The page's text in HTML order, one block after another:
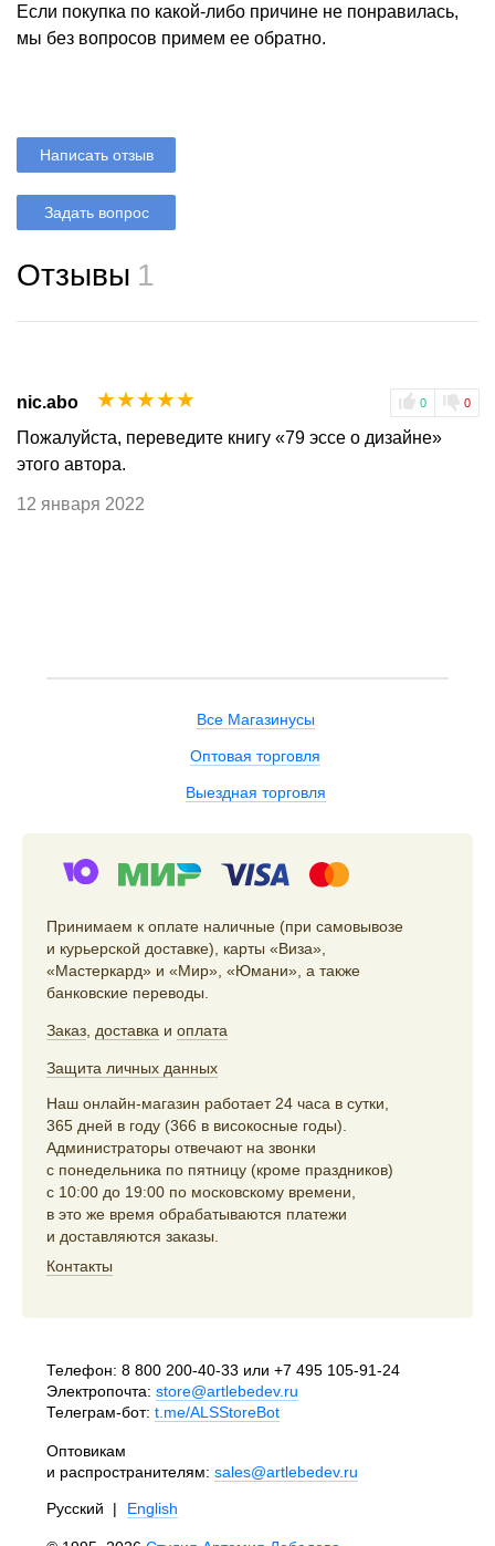
Если покупка по какой-либо причине не понравилась,
мы без вопросов примем ее обратно.
Написать отзыв
Задать вопрос
Отзывы 1
nic.abo 0 0
☆
☆
☆
☆
☆
Пожалуйста, переведите книгу «79 эссе о дизайне»
этого автора.
12 января 2022
Все Магазинусы
Оптовая торговля
Выездная торговля
Принимаем к оплате наличные (при самовывозе
и курьерской доставке), карты «Виза»,
«Мастеркард» и «Мир», «Юмани», а также
банковские переводы.
Заказ доставка и оплата
Защита личных данных
Наш онлайн-магазин работает 24 часа в сутки,
365 дней в году (366 в високосные годы).
Администраторы отвечают на звонки
с понедельника по пятницу (кроме праздников)
с 10:00 до 19:00 по московскому времени,
в это же время обрабатываются платежи
и доставляются заказы.
Контакты
Телефон: 8 800 200-40-33 или +7 495 105-91-24
Электропочта: store@artlebedev.ru
Телеграм-бот: t.me/ALSStoreBot
Оптовикам
и распространителям: sales@artlebedev.ru
Русский | English